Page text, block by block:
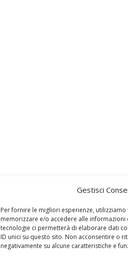
Gestisci
Per fornire le migliori esperienze,
memorizzare e/o accedere alle
tecnologie ci permetterà di elaborare dati
ID unici su questo sito. Non acconsentire o
negativamente su alcune caratteristiche e